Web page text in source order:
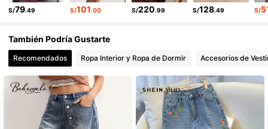
S/79.49 S/101.00 S/220.99 S/128.49 S/
También Podría Gustarte
Recomendados Ropa Interior y Ropa de Dormir Accesorios de